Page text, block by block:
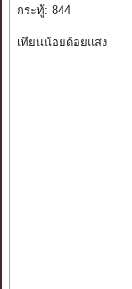
กระทู้: 844
เทียนน้อยด้อยแสง